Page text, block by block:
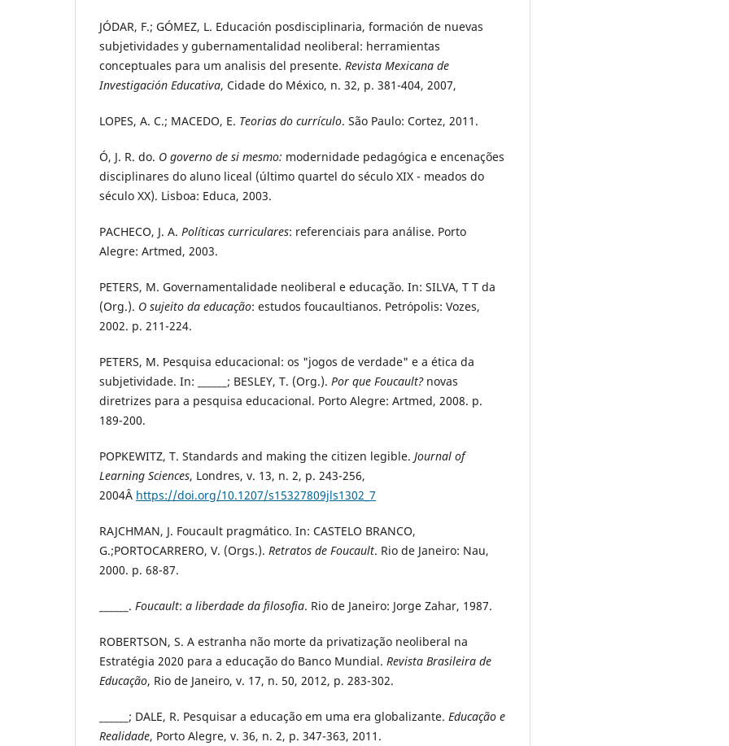
JÓDAR, F.; GÓMEZ, L. Educación posdisciplinaria, formación de nuevas
subjetividades y gubernamentalidad neoliberal: herramientas
conceptuales para um analisis del presente. Revista Mexicana de
Investigación Educativa, Cidade do México, n. 32, p. 381-404, 2007,
LOPES, A. C.; MACEDO, E. Teorias do currículo. São Paulo: Cortez, 2011.
Ó, J. R. do. O governo de si mesmo: modernidade pedagógica e encenações
disciplinares do aluno liceal (último quartel do século XIX - meados do
século XX). Lisboa: Educa, 2003.
PACHECO, J. A. Políticas curriculares: referenciais para análise. Porto
Alegre: Artmed, 2003.
PETERS, M. Governamentalidade neoliberal e educação. In: SILVA, T T da
(Org.). O sujeito da educação: estudos foucaultianos. Petrópolis: Vozes,
2002. p. 211-224.
PETERS, M. Pesquisa educacional: os "jogos de verdade" e a ética da
subjetividade. In: ______; BESLEY, T. (Org.). Por que Foucault? novas
diretrizes para a pesquisa educacional. Porto Alegre: Artmed, 2008. p.
189-200.
POPKEWITZ, T. Standards and making the citizen legible. Journal of
Learning Sciences, Londres, v. 13, n. 2, p. 243-256,
2004Â https://doi.org/10.1207/s15327809jls1302_7
RAJCHMAN, J. Foucault pragmático. In: CASTELO BRANCO,
G.;PORTOCARRERO, V. (Orgs.). Retratos de Foucault. Rio de Janeiro: Nau,
2000. p. 68-87.
______. Foucault: a liberdade da filosofia. Rio de Janeiro: Jorge Zahar, 1987.
ROBERTSON, S. A estranha não morte da privatização neoliberal na
Estratégia 2020 para a educação do Banco Mundial. Revista Brasileira de
Educação, Rio de Janeiro, v. 17, n. 50, 2012, p. 283-302.
______; DALE, R. Pesquisar a educação em uma era globalizante. Educação e
Realidade, Porto Alegre, v. 36, n. 2, p. 347-363, 2011.